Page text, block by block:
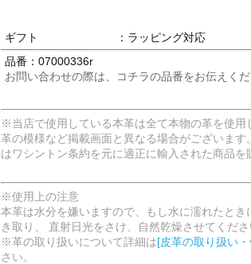
ギフト
：ラッピング対応
品番：07000336r
お問い合わせの際は、コチラの品番をお伝えく
※当店で使用している本革は全て本物の革を使用
革の模様など掲載画面と異なる場合がございます
はワシントン条約を元に適正に輸入された商品を
※使用上の注意
本革は水分を嫌いますので、もし水に濡れたとき
き取り、 直射日光をさけ、自然乾燥させてくださ
※革の取り扱いについて詳細は[皮革の取り扱い
さい。